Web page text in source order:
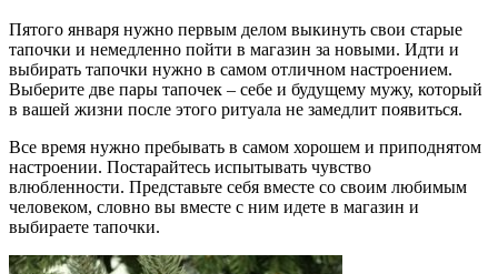
Пятого января нужно первым делом выкинуть свои старые
тапочки и немедленно пойти в магазин за новыми. Идти и
выбирать тапочки нужно в самом отличном настроением.
Выберите две пары тапочек – себе и будущему мужу, который
в вашей жизни после этого ритуала не замедлит появиться.
Все время нужно пребывать в самом хорошем и приподнятом
настроении. Постарайтесь испытывать чувство
влюбленности. Представьте себя вместе со своим любимым
человеком, словно вы вместе с ним идете в магазин и
выбираете тапочки.